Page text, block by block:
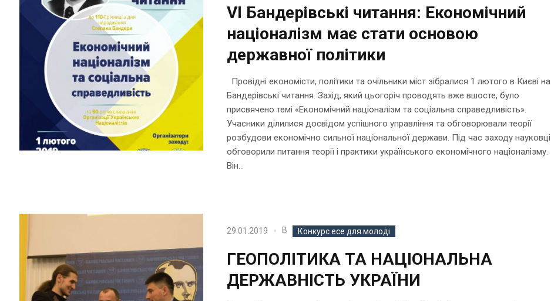
VI Бандерівські читання: Економічний
націоналізм має стати основою
державної політики
Провідні економісти, політики та очільники міст зібралися 1 лютого в Києві на
Бандерівські читання. Захід, який цьогоріч проводять вже вшосте, було
присвячено темі «Економічний націоналізм та соціальна справедливість».
Учасники ділилися досвідом успішного управління та обговорювали теорії
розбудови економічно сильної національної держави. Під час заходу науковці
обговорили питання теорії і практики українського економічного націоналізму.
Він...
29.01.2019 В Конкурс есе для молоді
ГЕОПОЛІТИКА ТА НАЦІОНАЛЬНА
ДЕРЖАВНІСТЬ УКРАЇНИ